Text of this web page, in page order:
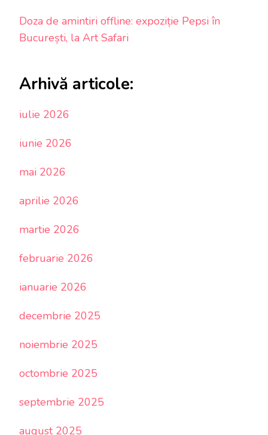
Doza de amintiri offline: expoziție Pepsi în
București, la Art Safari
Arhivă articole:
iulie 2026
iunie 2026
mai 2026
aprilie 2026
martie 2026
februarie 2026
ianuarie 2026
decembrie 2025
noiembrie 2025
octombrie 2025
septembrie 2025
august 2025